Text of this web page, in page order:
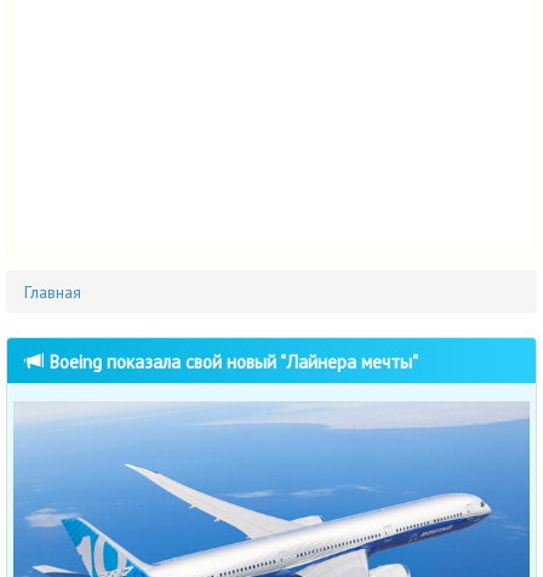
Главная
Boeing показала свой новый "Лайнера мечты"